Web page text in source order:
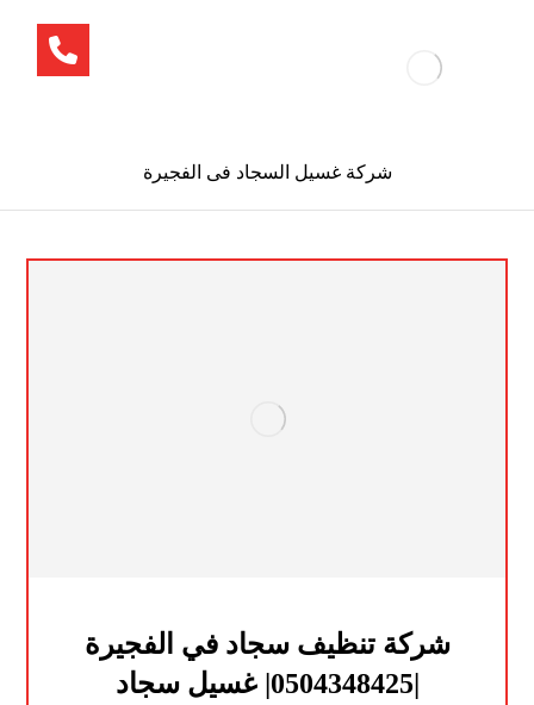
شركة غسيل السجاد فى الفجيرة
شركة تنظيف سجاد في الفجيرة
|0504348425| غسيل سجاد